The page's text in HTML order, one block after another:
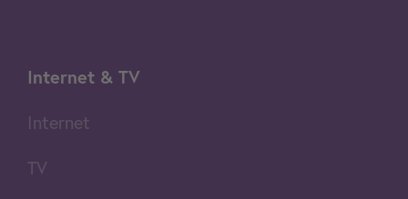
Internet & TV
Internet
TV